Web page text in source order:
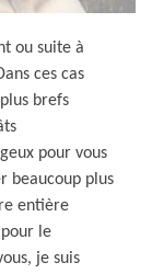
ou suite à
ces cas
brefs
pour vous
beaucoup plus
entière
le
je suis